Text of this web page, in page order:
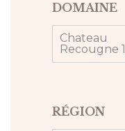
DOMAINE
Chateau
Recougne 1
RÉGION